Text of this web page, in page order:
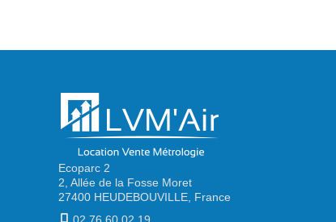
Ecoparc 2
2, Allée de la Fosse Moret
27400 HEUDEBOUVILLE, France